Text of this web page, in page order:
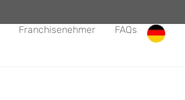
Franchisenehmer FAQs